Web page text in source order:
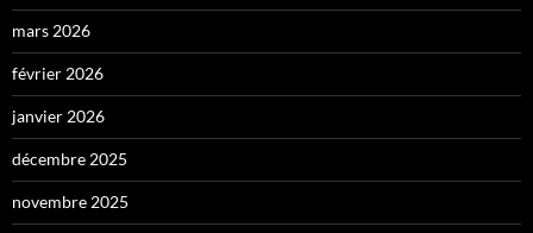
mars 2026
février 2026
janvier 2026
décembre 2025
novembre 2025